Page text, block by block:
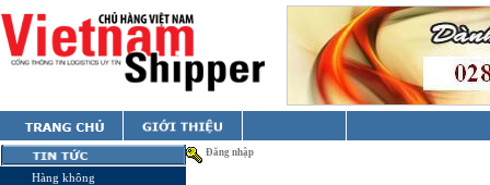
Hàng không
Đăng nhập